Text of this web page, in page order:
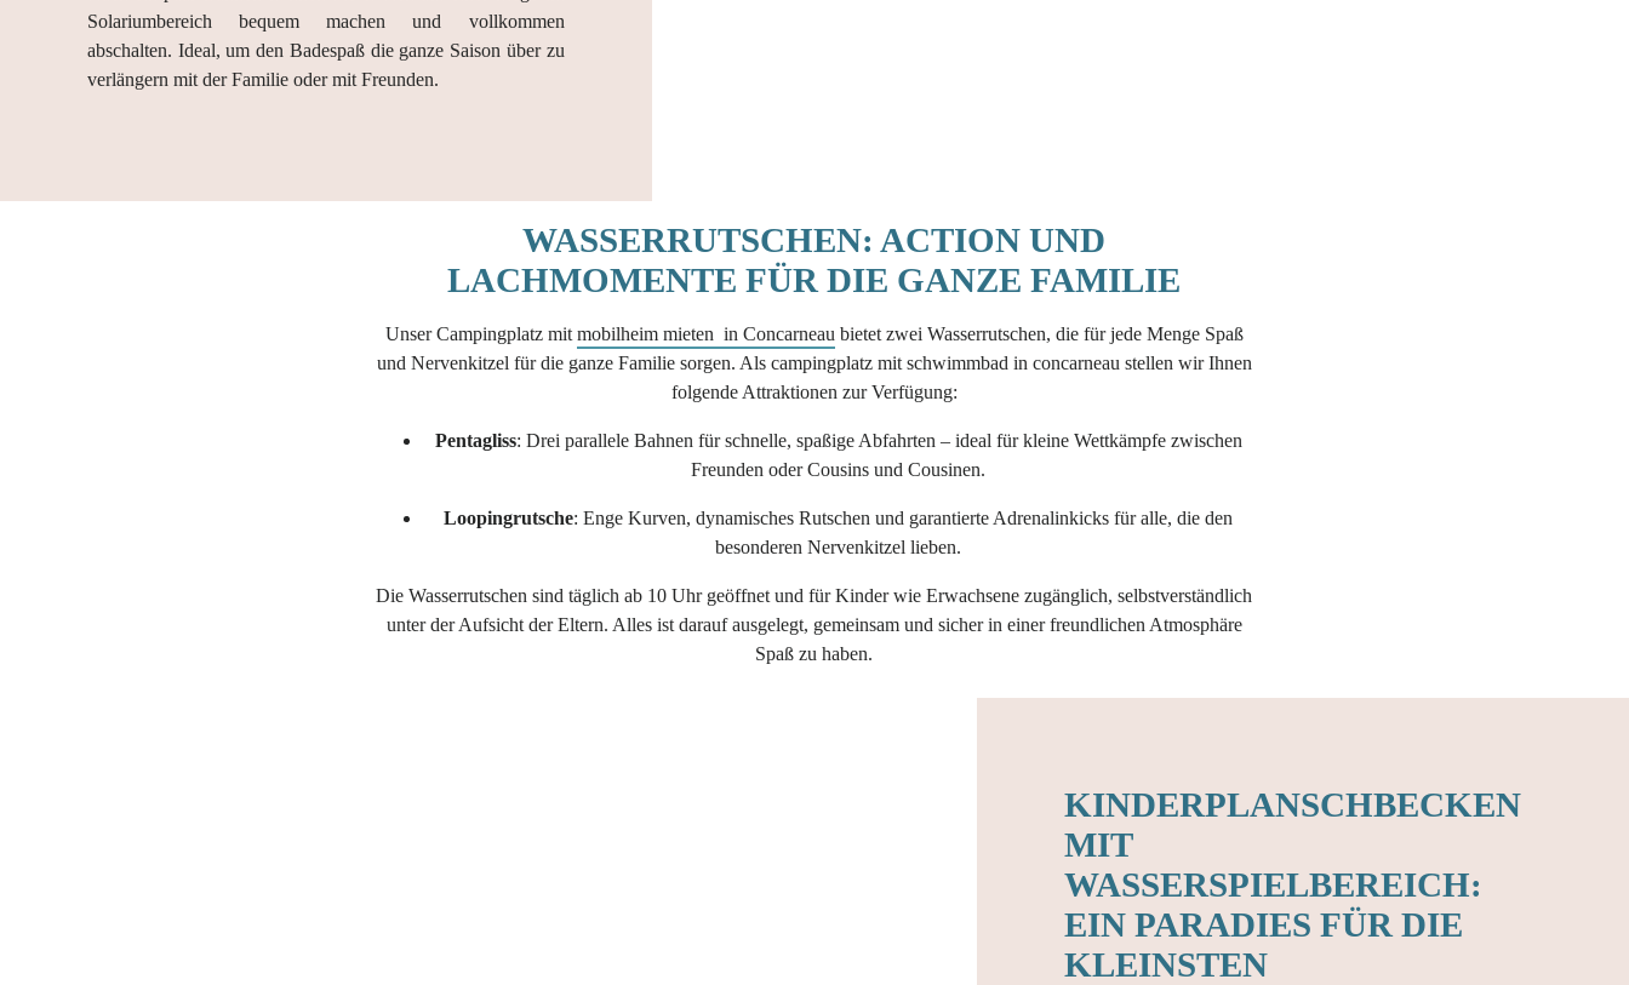
Solariumbereich bequem machen und vollkommen
abschalten. Ideal, um den Badespaß die ganze Saison über zu
verlängern mit der Familie oder mit Freunden.
WASSERRUTSCHEN: ACTION UND
LACHMOMENTE FÜR DIE GANZE FAMILIE
Unser Campingplatz mit mobilheim mieten in Concarneau bietet zwei Wasserrutschen, die für jede Menge Spaß
und Nervenkitzel für die ganze Familie sorgen. Als campingplatz mit schwimmbad in concarneau stellen wir Ihnen
folgende Attraktionen zur Verfügung:
Pentagliss: Drei parallele Bahnen für schnelle, spaßige Abfahrten – ideal für kleine Wettkämpfe zwischen
Freunden oder Cousins und Cousinen.
Loopingrutsche: Enge Kurven, dynamisches Rutschen und garantierte Adrenalinkicks für alle, die den
besonderen Nervenkitzel lieben.
Die Wasserrutschen sind täglich ab 10 Uhr geöffnet und für Kinder wie Erwachsene zugänglich, selbstverständlich
unter der Aufsicht der Eltern. Alles ist darauf ausgelegt, gemeinsam und sicher in einer freundlichen Atmosphäre
Spaß zu haben.
KINDERPLANSCHBECKEN
MIT
WASSERSPIELBEREICH:
EIN PARADIES FÜR DIE
KLEINSTEN